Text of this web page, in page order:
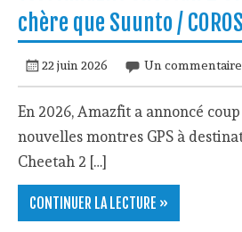
chère que Suunto / COROS
22 juin 2026 Un commentaire
En 2026, Amazfit a annoncé
nouvelles montres GPS à
Cheetah 2 […]
CONTINUER LA LECTURE »